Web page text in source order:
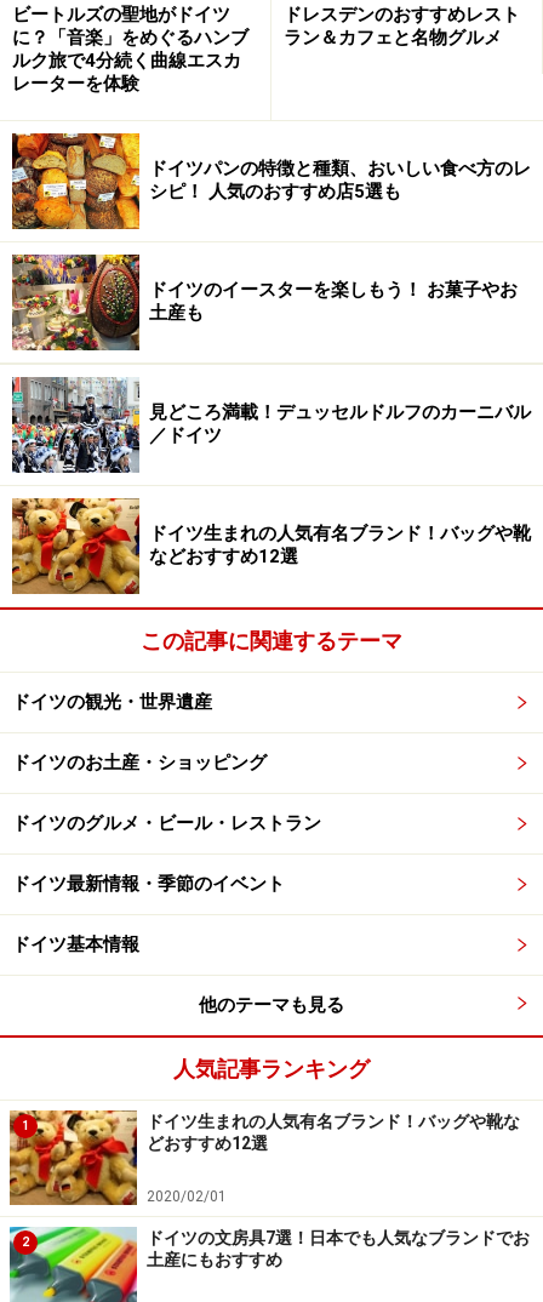
ビートルズの聖地がドイツ
に？「音楽」をめぐるハンブ
ルク旅で4分続く曲線エスカ
レーターを体験
ドレスデンのおすすめレスト
ラン＆カフェと名物グルメ
ドイツパンの特徴と種類、おいしい食べ方のレ
シピ！ 人気のおすすめ店5選も
ドイツのイースターを楽しもう！ お菓子やお
土産も
見どころ満載！デュッセルドルフのカーニバル
／ドイツ
ドイツ生まれの人気有名ブランド！バッグや靴
などおすすめ12選
この記事に関連するテーマ
ドイツの観光・世界遺産
ドイツのお土産・ショッピング
ドイツのグルメ・ビール・レストラン
ドイツ最新情報・季節のイベント
ドイツ基本情報
他のテーマも見る
人気記事ランキング
1
ドイツ生まれの人気有名ブランド！バッグや靴な
どおすすめ12選
2020/02/01
2
ドイツの文房具7選！日本でも人気なブランドでお
土産にもおすすめ